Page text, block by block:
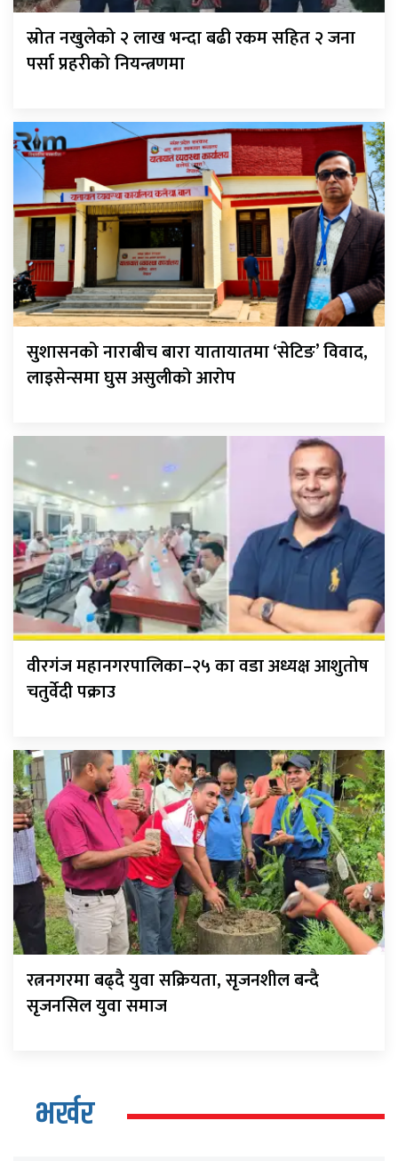
स्रोत नखुलेको २ लाख भन्दा बढी रकम सहित २ जना
पर्सा प्रहरीको नियन्त्रणमा
सुशासनको नाराबीच बारा यातायातमा ‘सेटिङ’ विवाद,
लाइसेन्समा घुस असुलीको आरोप
वीरगंज महानगरपालिका–२५ का वडा अध्यक्ष आशुतोष
चतुर्वेदी पक्राउ
रत्ननगरमा बढ्दै युवा सक्रियता, सृजनशील बन्दै
सृजनसिल युवा समाज
भर्खर